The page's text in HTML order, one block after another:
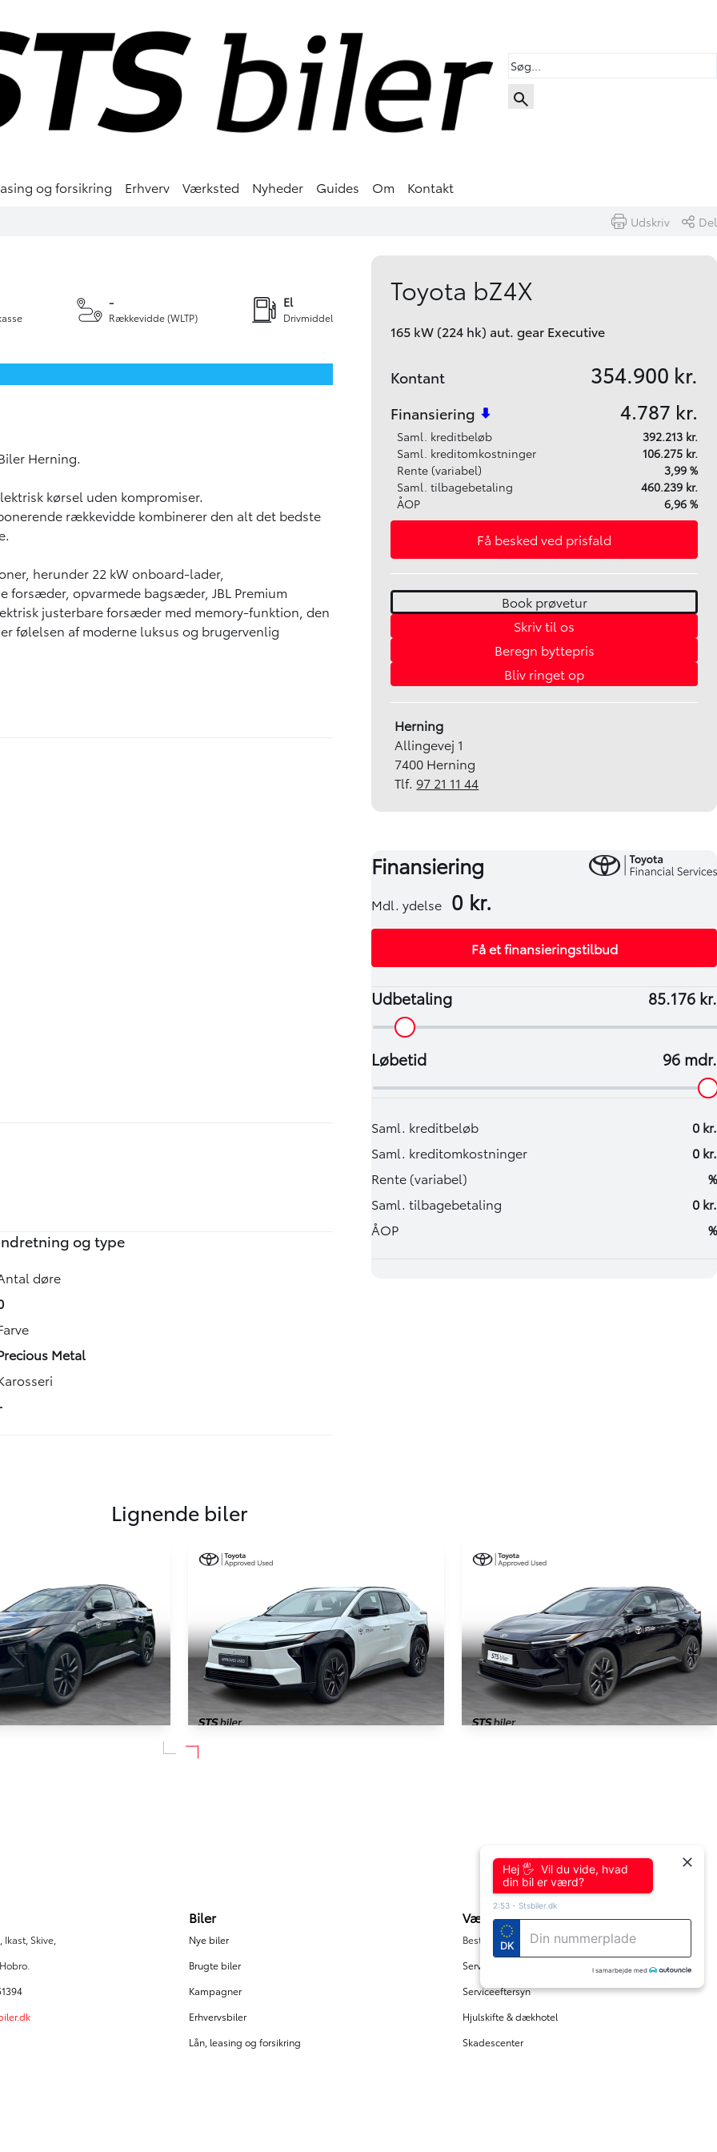
og forsikring Erhverv Værksted Nyheder Guides Om Kontakt
Book prøvetur Skriv til os
Udskriv Del
Rækkevidde (WLTP)
-
Drivmiddel
El
Herning.
kørsel uden kompromiser.
rækkevidde kombinerer den alt det bedste
herunder 22 kW onboard-lader,
opvarmede bagsæder, JBL Premium
justerbare forsæder med memory-funktion, den
følelsen af moderne luksus og brugervenlig
teknologi og rækkevidde på overbevisende vis –
og type
døre
Metal
Toyota bZ4X
165 kW (224 hk) aut. gear Executive
Kontant 354.900 kr.
Finansiering 4.787 kr.
Saml. kreditbeløb
392.213 kr.
Saml. kreditomkostninger
106.275 kr.
Rente (variabel)
3,99 %
Saml. tilbagebetaling
460.239 kr.
ÅOP
6,96 %
Få besked ved prisfald
Book prøvetur
Skriv til os
Beregn byttepris
Bliv ringet op
Herning
Allingevej 1
7400 Herning
Tlf.97 21 11 44
Lignende biler
Toyota BZ4X
Skive
KONTANT 349.900
FINANSIERING
Skive,
Biler
Nye biler
Brugte biler
Kampagner
Erhvervsbiler
Lån, leasing og forsikring
Værksted
Bestil tid
Serviceaftale
Serviceeftersyn
Hjulskifte & dækhotel
Skadescenter
Hej 🖐 Vil du vide, hvad
din bil er værd?
2:53 - Stsbiler.dk
DK
I samarbejde med